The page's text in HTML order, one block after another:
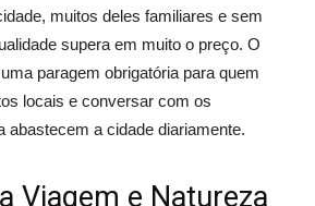
muitos deles familiares e sem
supera em muito o preço. O
paragem obrigatória para quem
locais e conversar com os
abastecem a cidade diariamente.
Viagem e Natureza